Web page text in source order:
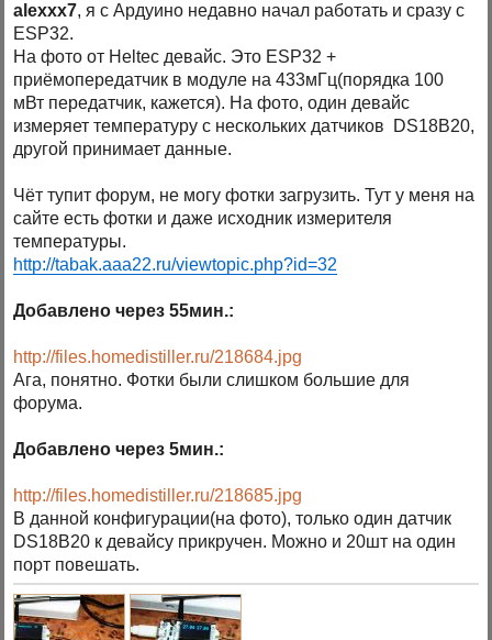
alexxx7, я с Ардуино недавно начал работать и сразу с
ESP32.
На фото от Heltec девайс. Это ESP32 +
приёмопередатчик в модуле на 433мГц(порядка 100
мВт передатчик, кажется). На фото, один девайс
измеряет температуру с нескольких датчиков DS18B20,
другой принимает данные.
Чёт тупит форум, не могу фотки загрузить. Тут у меня на
сайте есть фотки и даже исходник измерителя
температуры.
http://tabak.aaa22.ru/viewtopic.php?id=32
Добавлено через 55мин.:
http://files.homedistiller.ru/218684.jpg
Ага, понятно. Фотки были слишком большие для
форума.
Добавлено через 5мин.:
http://files.homedistiller.ru/218685.jpg
В данной конфигурации(на фото), только один датчик
DS18B20 к девайсу прикручен. Можно и 20шт на один
порт повешать.